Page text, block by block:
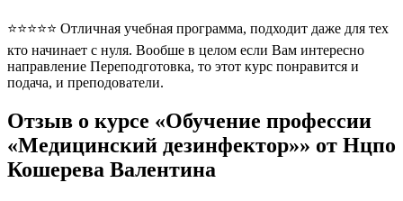
⭐⭐⭐⭐⭐ Отличная учебная программа, подходит даже для тех
кто начинает с нуля. Вообше в целом если Вам интересно
направление Переподготовка, то этот курс понравится и
подача, и преподователи.
Отзыв о курсе «Обучение профессии
«Медицинский дезинфектор»» от Нцпо
Кошерева Валентина